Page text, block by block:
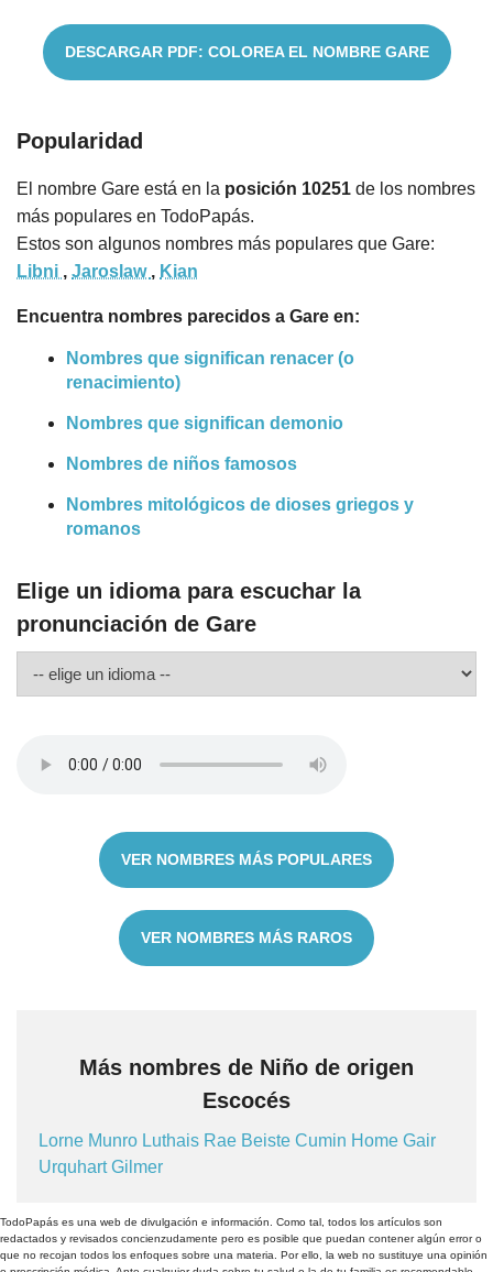
DESCARGAR PDF: COLOREA EL NOMBRE GARE
Popularidad
El nombre Gare está en la posición 10251 de los nombres
más populares en TodoPapás.
Estos son algunos nombres más populares que Gare:
Libni , Jaroslaw , Kian
Encuentra nombres parecidos a Gare en:
Nombres que significan renacer (o
renacimiento)
Nombres que significan demonio
Nombres de niños famosos
Nombres mitológicos de dioses griegos y
romanos
Elige un idioma para escuchar la
pronunciación de Gare
VER NOMBRES MÁS POPULARES
VER NOMBRES MÁS RAROS
Más nombres de Niño de origen
Escocés
Lorne Munro Luthais Rae Beiste Cumin Home Gair
UrquhartGilmer
TodoPapás es una web de divulgación e información. Como tal, todos los artículos son
redactados y revisados concienzudamente pero es posible que puedan contener algún error o
que no recojan todos los enfoques sobre una materia. Por ello, la web no sustituye una opinión